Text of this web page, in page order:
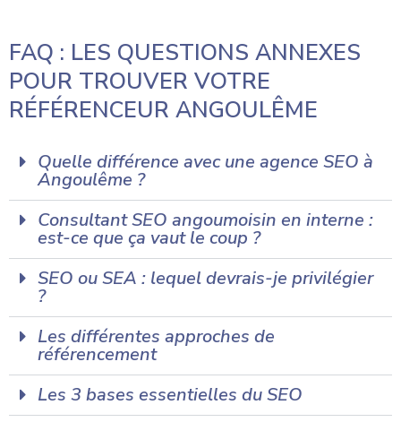
FAQ : LES QUESTIONS ANNEXES
POUR TROUVER VOTRE
RÉFÉRENCEUR ANGOULÊME
Quelle différence avec une agence SEO à
Angoulême ?
Consultant SEO angoumoisin en interne :
est-ce que ça vaut le coup ?
SEO ou SEA : lequel devrais-je privilégier
?
Les différentes approches de
référencement
Les 3 bases essentielles du SEO